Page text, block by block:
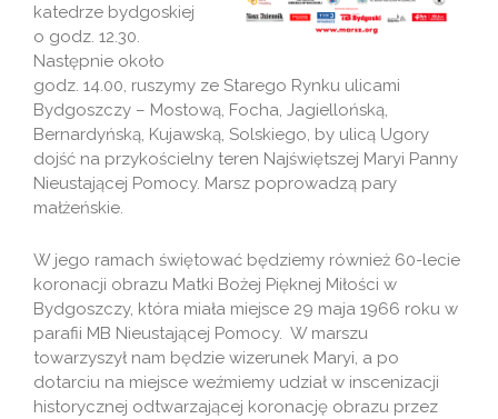
katedrze bydgoskiej
o godz. 12.30.
Następnie około
godz. 14.00, ruszymy ze Starego Rynku ulicami
Bydgoszczy – Mostową, Focha, Jagiellońską,
Bernardyńską, Kujawską, Solskiego, by ulicą Ugory
dojść na przykościelny teren Najświętszej Maryi Panny
Nieustającej Pomocy. Marsz poprowadzą pary
małżeńskie.
W jego ramach świętować będziemy również 60-lecie
koronacji obrazu Matki Bożej Pięknej Miłości w
Bydgoszczy, która miała miejsce 29 maja 1966 roku w
parafii MB Nieustającej Pomocy. W marszu
towarzyszył nam będzie wizerunek Maryi, a po
dotarciu na miejsce weźmiemy udział w inscenizacji
historycznej odtwarzającej koronację obrazu przez